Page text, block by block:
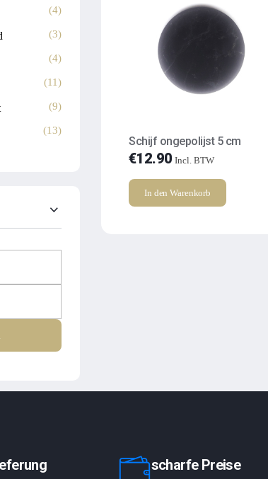
Schijf ongepolijst 5 cm
€12.90 Incl. BTW
In den Warenkorb
(4)
(3)
(4)
(11)
(9)
(13)
scharfe Preise